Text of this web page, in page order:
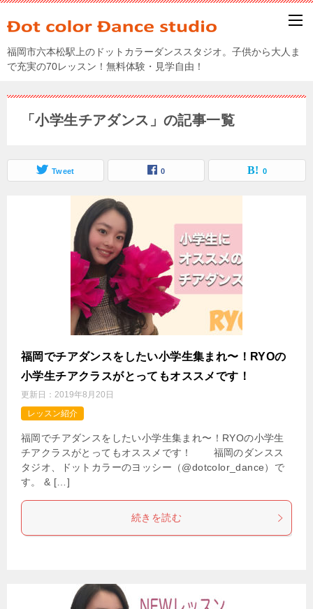
福岡市六本松駅上のドットカラーダンススタジオ。子供から大人ま
で充実の70レッスン！無料体験・見学自由！
「小学生チアダンス」の記事一覧
Tweet 0 0
福岡でチアダンスをしたい小学生集まれ〜！RYOの
小学生チアクラスがとってもオススメです！
更新日： 2019年8月20日
レッスン紹介
福岡でチアダンスをしたい小学生集まれ〜！RYOの小学生
チアクラスがとってもオススメです！ 福岡のダンスス
タジオ、ドットカラーのヨッシー（@dotcolor_dance）で
す。 & […]
続きを読む